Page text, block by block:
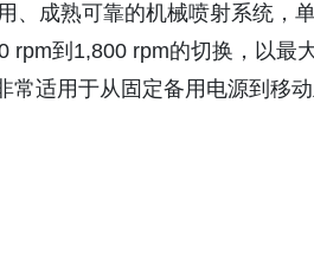
、成熟可靠的机械喷射系统，
rpm到1,800 rpm的切换，以最
常适用于从固定备用电源到移